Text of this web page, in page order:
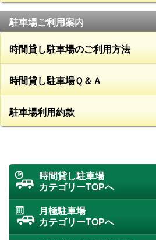
駐車場ご利用案内
時間貸し駐車場のご利用方法
時間貸し駐車場Ｑ＆Ａ
駐車場利用約款
時間貸し駐車場
カテゴリーTOPへ
月極駐車場
カテゴリーTOPへ